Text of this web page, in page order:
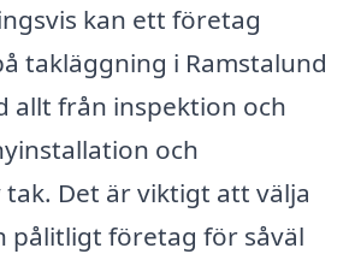
kan ett företag
takläggning i Ramstalund
allt från inspektion och
och
Det är viktigt att välja
pålitligt företag för såväl